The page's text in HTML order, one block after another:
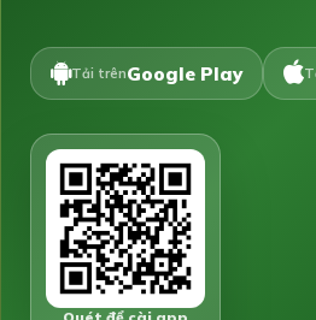
Tải trênGoogle Play